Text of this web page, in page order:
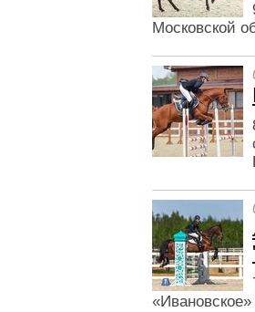
Московской